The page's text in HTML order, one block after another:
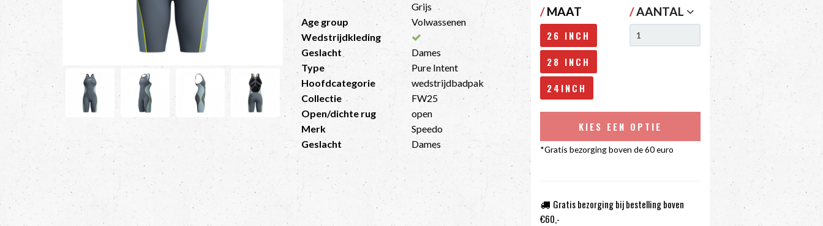
Grijs
Age group
Volwassenen
Wedstrijdkleding
Geslacht
Dames
Type
Pure Intent
Hoofdcategorie
wedstrijdbadpak
Collectie
FW25
Open/dichte rug
open
Merk
Speedo
Geslacht
Dames
/MAAT
26 INCH
28 INCH
24INCH
/AANTAL
KIES EEN OPTIE
*Gratis bezorging boven de 60 euro
Gratis bezorging bij bestelling boven
€60,-